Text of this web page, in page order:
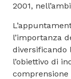
2001,
l’importanza
diversificando
l’obiettivo di